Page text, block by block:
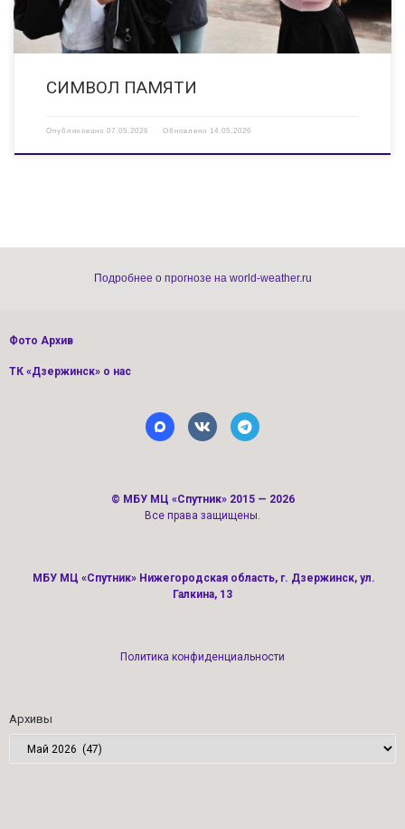
СИМВОЛ ПАМЯТИ
Опубликовано 07.05.2026 Обновлено 14.05.2026
Подробнее о прогнозе на world-weather.ru
Фото Архив
ТК «Дзержинск» о нас
© МБУ МЦ «Спутник» 2015 — 2026
Все права защищены.
МБУ МЦ «Спутник» Нижегородская область, г. Дзержинск, ул.
Галкина, 13
Политика конфиденциальности
Архивы